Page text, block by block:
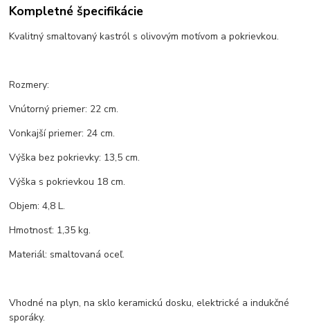
Kompletné špecifikácie
Kvalitný smaltovaný kastról s olivovým motívom a pokrievkou.
Rozmery:
Vnútorný priemer: 22 cm.
Vonkajší priemer: 24 cm.
Výška bez pokrievky: 13,5 cm.
Výška s pokrievkou 18 cm.
Objem: 4,8 L.
Hmotnosť: 1,35 kg.
Materiál: smaltovaná oceľ.
Vhodné na plyn, na sklo keramickú dosku, elektrické a indukčné
sporáky.